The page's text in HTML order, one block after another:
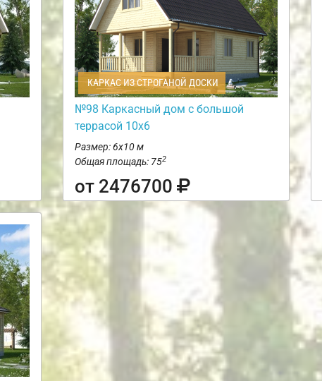
КАРКАС ИЗ СТРОГАНОЙ ДОСКИ
№98 Каркасный дом с большой
террасой 10х6
Размер: 6х10 м
Общая площадь: 752
от 2476700